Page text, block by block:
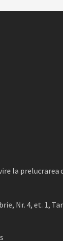
la prelucrarea
Nr. 4, et. 1,